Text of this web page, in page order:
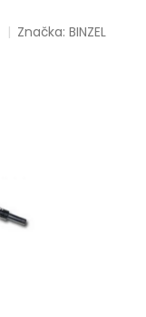
Značka:BINZEL